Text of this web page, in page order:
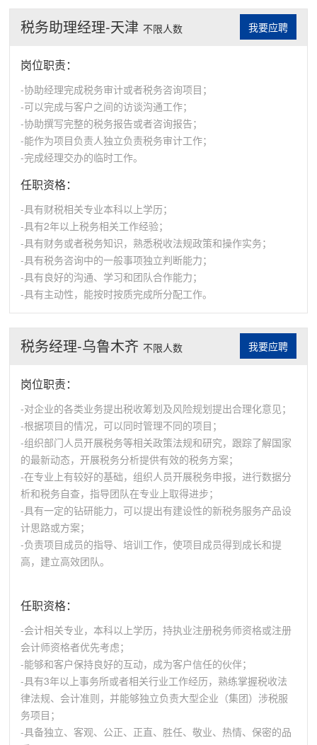
税务助理经理-天津 不限人数 我要应聘
岗位职责：
-协助经理完成税务审计或者税务咨询项目；
-可以完成与客户之间的访谈沟通工作；
-协助撰写完整的税务报告或者咨询报告；
-能作为项目负责人独立负责税务审计工作；
-完成经理交办的临时工作。
任职资格：
-具有财税相关专业本科以上学历；
-具有2年以上税务相关工作经验；
-具有财务或者税务知识，熟悉税收法规政策和操作实务；
-具有税务咨询中的一般事项独立判断能力；
-具有良好的沟通、学习和团队合作能力；
-具有主动性，能按时按质完成所分配工作。
税务经理-乌鲁木齐 不限人数 我要应聘
岗位职责：
-对企业的各类业务提出税收筹划及风险规划提出合理化意见；
-根据项目的情况，可以同时管理不同的项目；
-组织部门人员开展税务等相关政策法规和研究，跟踪了解国家
的最新动态，开展税务分析提供有效的税务方案；
-在专业上有较好的基础，组织人员开展税务申报，进行数据分
析和税务自查，指导团队在专业上取得进步；
-具有一定的钻研能力，可以提出有建设性的新税务服务产品设
计思路或方案；
-负责项目成员的指导、培训工作，使项目成员得到成长和提
高，建立高效团队。
任职资格：
-会计相关专业，本科以上学历，持执业注册税务师资格或注册
会计师资格者优先考虑；
-能够和客户保持良好的互动，成为客户信任的伙伴；
-具有3年以上事务所或者相关行业工作经历，熟练掌握税收法
律法规、会计准则，并能够独立负责大型企业（集团）涉税服
务项目；
-具备独立、客观、公正、正直、胜任、敬业、热情、保密的品